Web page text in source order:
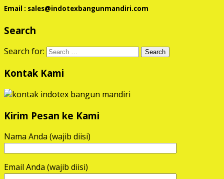
Email : sales@indotexbangunmandiri.com
Search
Search for:
Kontak Kami
Kirim Pesan ke Kami
Nama Anda (wajib diisi)
Email Anda (wajib diisi)